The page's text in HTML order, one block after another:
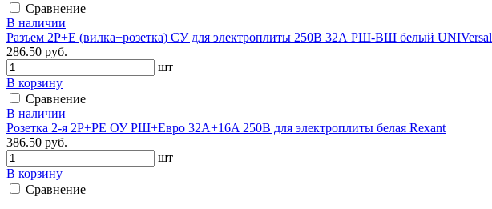
Сравнение
В наличии
Разъем 2Р+Е (вилка+розетка) СУ для электроплиты 250В 32А РШ-ВШ белый UNIVersal
286.50 руб.
шт
В корзину
Сравнение
В наличии
Розетка 2-я 2Р+РЕ ОУ РШ+Евро 32А+16A 250В для электроплиты белая Rexant
386.50 руб.
шт
В корзину
Сравнение